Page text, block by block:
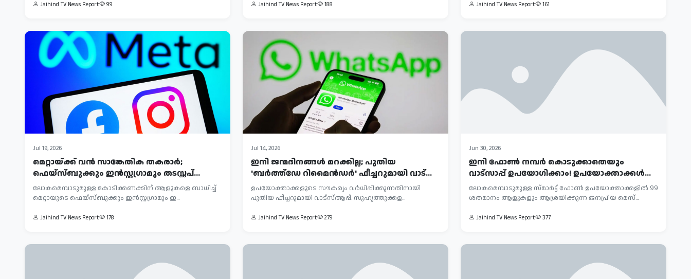
Jaihind TV News Report 99 Jaihind TV News Report 188 Jaihind TV News Report 161
Jul 19, 2026
മെറ്റായ്ക്ക് വൻ സാങ്കേതിക തകരാർ;
ഫെയ്‌സ്ബുക്കും ഇൻസ്റ്റഗ്രാമും തടസ്സപ്...
ലോകമെമ്പാടുമുള്ള കോടിക്കണക്കിന് ആളുകളെ ബാധിച്ച്
മെറ്റായുടെ ഫെയ്‌സ്ബുക്കും ഇൻസ്റ്റഗ്രാമും ഇ...
Jaihind TV News Report 178
Jul 14, 2026
ഇനി ജന്മദിനങ്ങൾ മറക്കില്ല; പുതിയ
'ബർത്ത്‌ഡേ റിമൈൻഡർ' ഫീച്ചറുമായി വാട്‌...
ഉപയോക്താക്കളുടെ സൗകര്യം വർധിപ്പിക്കുന്നതിനായി
പുതിയ ഫീച്ചറുമായി വാട്‌സ്ആപ്പ്. സുഹൃത്തുക്കള...
Jaihind TV News Report 279
Jun 30, 2026
ഇനി ഫോൺ നമ്പർ കൊടുക്കാതെയും
വാട്‌സാപ്പ് ഉപയോഗിക്കാം! ഉപയോക്താക്കൾ
കാത്...
ലോകമെമ്പാടുമുള്ള സ്മാർട്ട് ഫോൺ ഉപയോക്താക്കളിൽ 99
ശതമാനം ആളുകളും ആശ്രയിക്കുന്ന ജനപ്രിയ മെസ്...
Jaihind TV News Report 377